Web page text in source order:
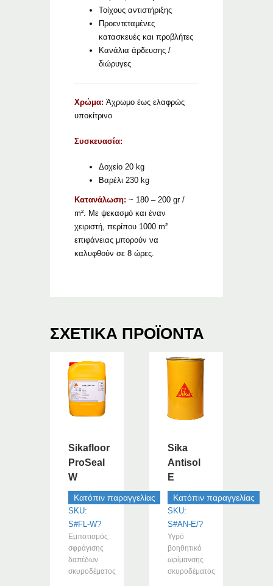
Τοίχους αντιστήριξης
Προεντεταμένες
κατασκευές και προβλήτες
Κανάλια άρδευσης /
διώρυγες
Χρώμα: Άχρωμο έως ελαφρώς
υποκίτρινο
Συσκευασία:
Δοχείο 20 kg
Βαρέλι 230 kg
Κατανάλωση: ~ 180 – 200 gr /
m². Με ψεκασμό και έναν
χειριστή, περίπου 1000 m²
επιφάνειας μπορούν να
καλυφθούν σε 8 ώρες.
ΣΧΕΤΙΚΆ ΠΡΟΪΌΝΤΑ
Sikafloor
ProSeal
W
Κατόπιν παραγγελίας
SKU:
S#FL-W?
Εμποτισμός
σφράγισης
δαπέδων
σκυροδέματος
Sika
Antisol
E
Κατόπιν παραγγελίας
SKU:
S#AN-E/?
Υγρό
βοηθητικό
ωρίμανσης
σκυροδέματος